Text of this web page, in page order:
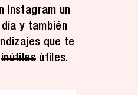
Instagram un
y también
que te
inútilesútiles.